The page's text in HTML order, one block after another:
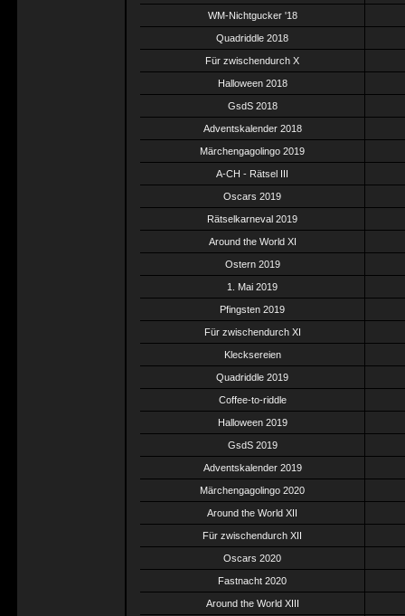
WM-Nichtgucker '18
Quadriddle 2018
Für zwischendurch X
Halloween 2018
GsdS 2018
Adventskalender 2018
Märchengagolingo 2019
A-CH - Rätsel III
Oscars 2019
Rätselkarneval 2019
Around the World XI
Ostern 2019
1. Mai 2019
Pfingsten 2019
Für zwischendurch XI
Klecksereien
Quadriddle 2019
Coffee-to-riddle
Halloween 2019
GsdS 2019
Adventskalender 2019
Märchengagolingo 2020
Around the World XII
Für zwischendurch XII
Oscars 2020
Fastnacht 2020
Around the World XIII